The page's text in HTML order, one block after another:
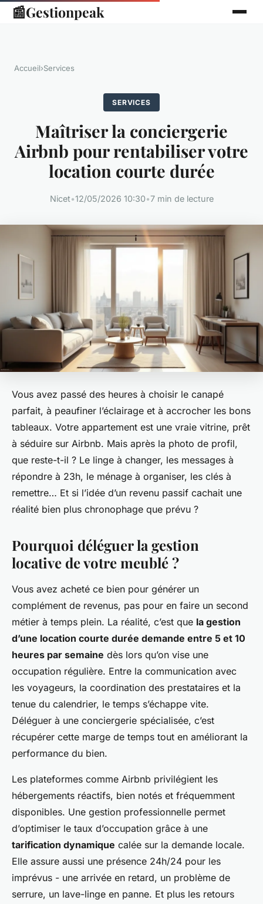
📰Gestionpeak
Accueil›Services
SERVICES
Maîtriser la conciergerie
Airbnb pour rentabiliser votre
location courte durée
Nicet•12/05/2026 10:30•7 min de lecture
Vous avez passé des heures à choisir le canapé
parfait, à peaufiner l’éclairage et à accrocher les bons
tableaux. Votre appartement est une vraie vitrine, prêt
à séduire sur Airbnb. Mais après la photo de profil,
que reste-t-il ? Le linge à changer, les messages à
répondre à 23h, le ménage à organiser, les clés à
remettre… Et si l’idée d’un revenu passif cachait une
réalité bien plus chronophage que prévu ?
Pourquoi déléguer la gestion
locative de votre meublé ?
Vous avez acheté ce bien pour générer un
complément de revenus, pas pour en faire un second
métier à temps plein. La réalité, c’est que la gestion
d’une location courte durée demande entre 5 et 10
heures par semaine dès lors qu’on vise une
occupation régulière. Entre la communication avec
les voyageurs, la coordination des prestataires et la
tenue du calendrier, le temps s’échappe vite.
Déléguer à une conciergerie spécialisée, c’est
récupérer cette marge de temps tout en améliorant la
performance du bien.
Les plateformes comme Airbnb privilégient les
hébergements réactifs, bien notés et fréquemment
disponibles. Une gestion professionnelle permet
d’optimiser le taux d’occupation grâce à une
tarification dynamique calée sur la demande locale.
Elle assure aussi une présence 24h/24 pour les
imprévus - une arrivée en retard, un problème de
serrure, un lave-linge en panne. Et plus les retours